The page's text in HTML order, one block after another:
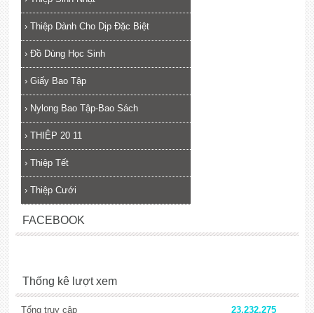
› Thiệp Dành Cho Dịp Đặc Biệt
› Đồ Dùng Học Sinh
› Giấy Bao Tập
› Nylong Bao Tập-Bao Sách
› THIỆP 20 11
› Thiệp Tết
› Thiệp Cưới
FACEBOOK
Thống kê lượt xem
Tổng truy cập 23,232,275